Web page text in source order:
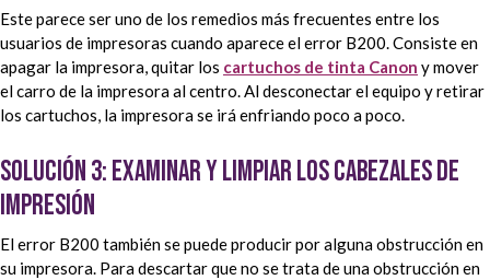
Este parece ser uno de los remedios más frecuentes entre los
usuarios de impresoras cuando aparece el error B200. Consiste en
apagar la impresora, quitar los cartuchos de tinta Canon y mover
el carro de la impresora al centro. Al desconectar el equipo y retirar
los cartuchos, la impresora se irá enfriando poco a poco.
Solución 3: examinar y limpiar los cabezales de
impresión
El error B200 también se puede producir por alguna obstrucción en
su impresora. Para descartar que no se trata de una obstrucción en